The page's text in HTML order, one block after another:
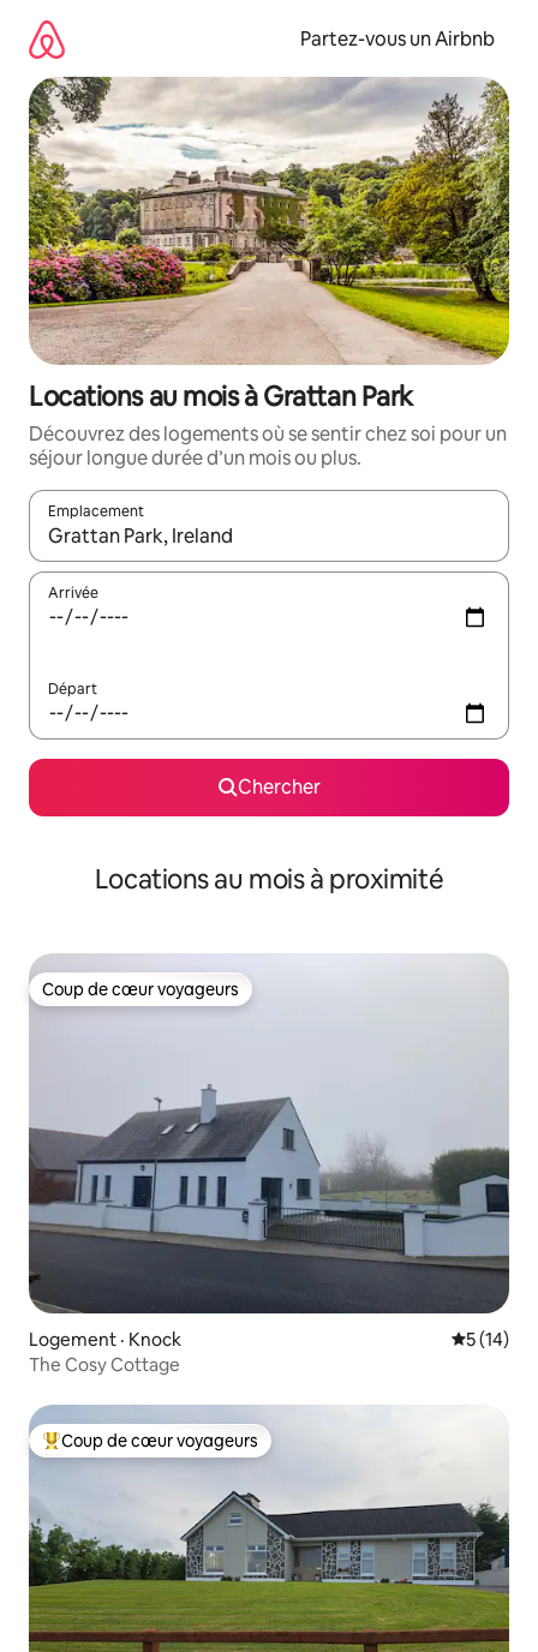
directement
contenu
Partez-vous un Airbnb
Locations au mois à Grattan Park
Découvrez des logements où se sentir chez soi pour un
séjour longue durée d’un mois ou plus.
Emplacement
Quand les résultats sont affichés, parcourez-les en utilisant
Arrivée
Départ
Chercher
Locations au mois à proximité
Coup de cœur voyageurs
Coup de cœur voyageurs
Logement · Knock Note
5 (14)
The Cosy Cottage
Coup de cœur voyageurs parmi les plus aimés
Coup de cœur voyageurs